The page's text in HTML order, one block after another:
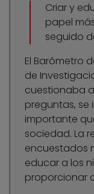
Criar y
papel
seguido
El Barómetro
de
cuestionaba
preguntas, se
importante
sociedad. La
encuestados
educar a los
proporcionar